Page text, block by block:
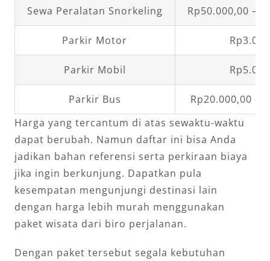
Sewa Peralatan Snorkeling Rp50.000,00 –
Parkir Motor
Parkir Mobil
Parkir Bus
Rp20.000,00 –
Harga yang tercantum di atas sewaktu-waktu
dapat berubah. Namun daftar ini bisa Anda
jadikan bahan referensi serta perkiraan biaya
jika ingin berkunjung. Dapatkan pula
kesempatan mengunjungi destinasi lain
dengan harga lebih murah menggunakan
paket wisata dari biro perjalanan.
Dengan paket tersebut segala kebutuhan